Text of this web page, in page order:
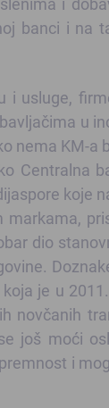
banci i na
i usluge,
u
nema KM-a
Centralna
koje
dio
je u
novčanih
još moći
i